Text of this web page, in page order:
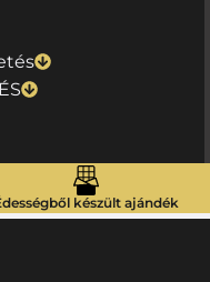
készült ajándék